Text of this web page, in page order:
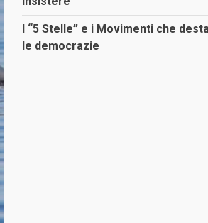
I “5 Stelle” e i Movimenti che
le democrazie